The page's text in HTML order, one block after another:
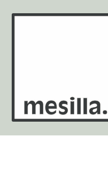
Ga
Ga
Wandtegels